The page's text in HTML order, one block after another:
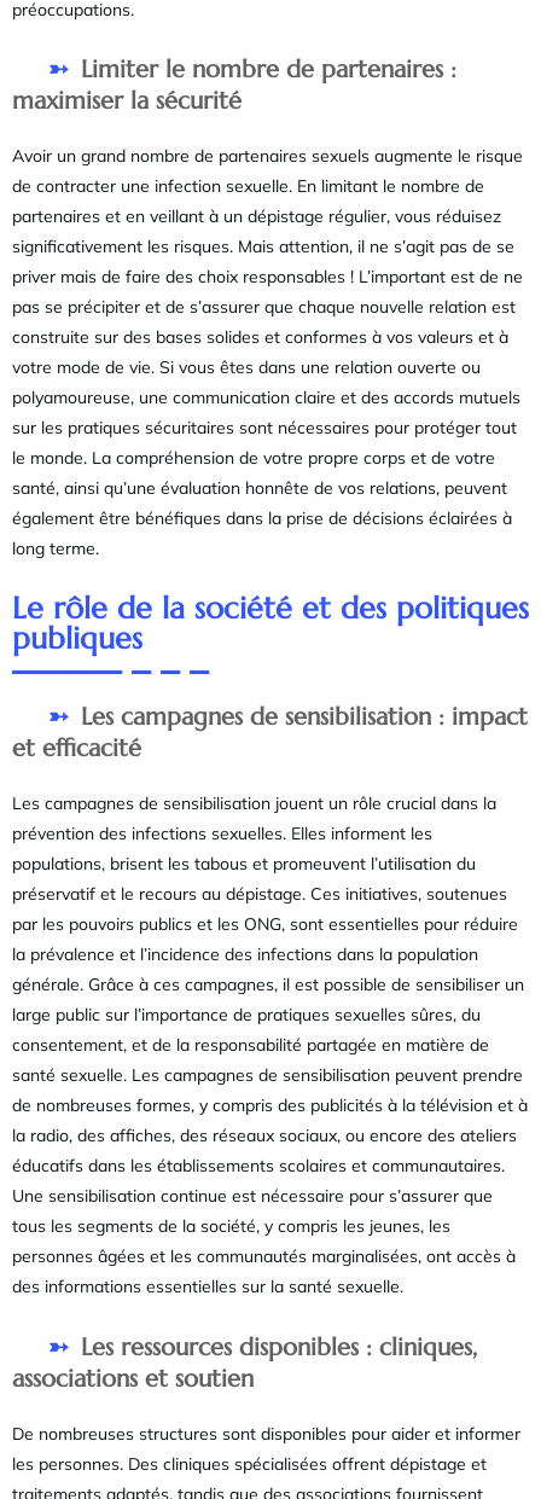
préoccupations.
Limiter le nombre de partenaires :
maximiser la sécurité
Avoir un grand nombre de partenaires sexuels augmente le risque
de contracter une infection sexuelle. En limitant le nombre de
partenaires et en veillant à un dépistage régulier, vous réduisez
significativement les risques. Mais attention, il ne s’agit pas de se
priver mais de faire des choix responsables ! L’important est de ne
pas se précipiter et de s’assurer que chaque nouvelle relation est
construite sur des bases solides et conformes à vos valeurs et à
votre mode de vie. Si vous êtes dans une relation ouverte ou
polyamoureuse, une communication claire et des accords mutuels
sur les pratiques sécuritaires sont nécessaires pour protéger tout
le monde. La compréhension de votre propre corps et de votre
santé, ainsi qu’une évaluation honnête de vos relations, peuvent
également être bénéfiques dans la prise de décisions éclairées à
long terme.
Le rôle de la société et des politiques
publiques
Les campagnes de sensibilisation : impact
et efficacité
Les campagnes de sensibilisation jouent un rôle crucial dans la
prévention des infections sexuelles. Elles informent les
populations, brisent les tabous et promeuvent l’utilisation du
préservatif et le recours au dépistage. Ces initiatives, soutenues
par les pouvoirs publics et les ONG, sont essentielles pour réduire
la prévalence et l’incidence des infections dans la population
générale. Grâce à ces campagnes, il est possible de sensibiliser un
large public sur l’importance de pratiques sexuelles sûres, du
consentement, et de la responsabilité partagée en matière de
santé sexuelle. Les campagnes de sensibilisation peuvent prendre
de nombreuses formes, y compris des publicités à la télévision et à
la radio, des affiches, des réseaux sociaux, ou encore des ateliers
éducatifs dans les établissements scolaires et communautaires.
Une sensibilisation continue est nécessaire pour s’assurer que
tous les segments de la société, y compris les jeunes, les
personnes âgées et les communautés marginalisées, ont accès à
des informations essentielles sur la santé sexuelle.
Les ressources disponibles : cliniques,
associations et soutien
De nombreuses structures sont disponibles pour aider et informer
les personnes. Des cliniques spécialisées offrent dépistage et
traitements adaptés, tandis que des associations fournissent